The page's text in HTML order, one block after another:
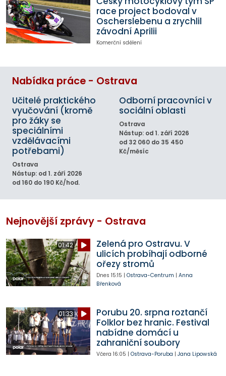
race project bodoval v
Oscherslebenu a zrychlil
závodní Aprilii
Komerční sdělení
Nabídka práce - Ostrava
Učitelé praktického
vyučování (kromě
pro žáky se
speciálními
vzdělávacími
potřebami)
Ostrava
Nástup: od 1. září 2026
od 160 do 190 Kč/hod.
Odborní pracovníci v
sociální oblasti
Ostrava
Nástup: od 1. září 2026
od 32 060 do 35 450
Kč/měsíc
Nejnovější zprávy - Ostrava
01:42
Zelená pro Ostravu. V
ulicích probíhají odborné
ořezy stromů
Dnes 15:15 | Ostrava-Centrum | Anna
Břenková
01:33
Porubu 20. srpna roztančí
Folklor bez hranic. Festival
nabídne domácí u
zahraniční soubory
Včera 16:05 | Ostrava-Poruba | Jana Lipowská